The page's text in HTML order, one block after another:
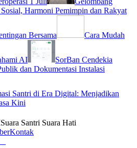
Harmoni Pemimpin dan Rakyat
Bersama Cara Mudah
AI
SorBan Cendekia
dan Dokumentasi Instalasi
Santri di Era Digital: Menjadikan
Kini
Suara Santri Suara Hati
Kontak